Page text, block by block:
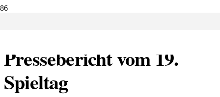
Pressebericht vom 19.
Spieltag